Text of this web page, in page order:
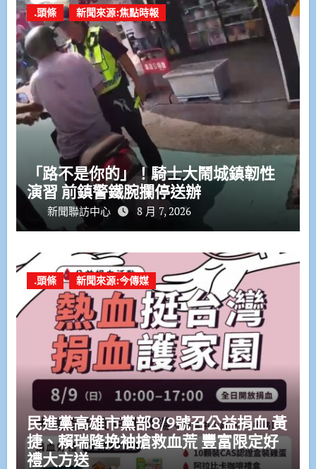
.頭條 新聞來源:焦點時報
「路不是你的」！騎士大鬧城鎮韌性
演習 前鎮警鐵腕攔停送辦
新聞聯訪中心 8 月 7, 2026
.頭條 新聞來源:今傳媒
民進黨高雄市黨部8/9號召公益捐血 黃
捷、賴瑞隆挽袖搶救血荒 豐富限定好
禮大方送